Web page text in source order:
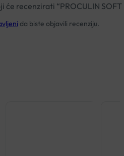
će recenzirati “PROCULIN SOFT
da biste objavili recenziju.